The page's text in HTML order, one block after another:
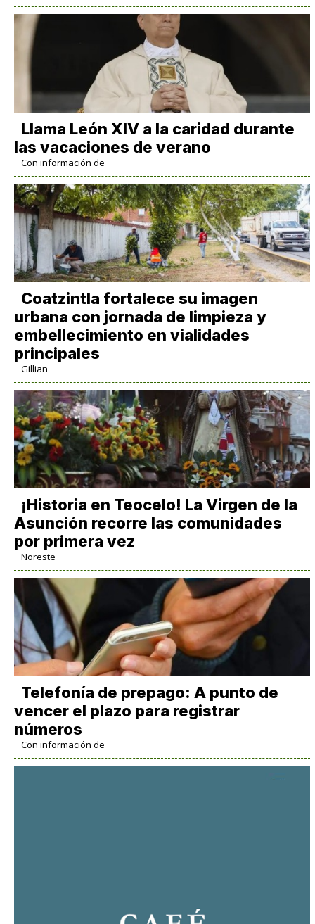
Llama León XIV a la caridad durante
las vacaciones de verano
Con información de
Coatzintla fortalece su imagen
urbana con jornada de limpieza y
embellecimiento en vialidades
principales
Gillian
​¡Historia en Teocelo! La Virgen de la
Asunción recorre las comunidades
por primera vez
Noreste
Telefonía de prepago: A punto de
vencer el plazo para registrar
números
Con información de